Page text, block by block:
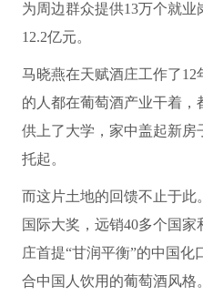
为周边群众提供13万个就
12.2亿元。
马晓燕在天赋酒庄工作了12
的人都在葡萄酒产业干着，
供上了大学，家中盖起新房
托起。
而这片土地的回馈不止于此
国际大奖，远销40多个国
庄首提“甘润平衡”的中国
合中国人饮用的葡萄酒风格。